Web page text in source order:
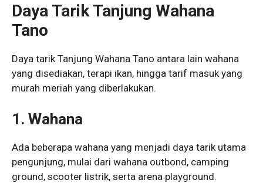
Daya Tarik Tanjung Wahana
Tano
Daya tarik Tanjung Wahana Tano antara lain wahana
yang disediakan, terapi ikan, hingga tarif masuk yang
murah meriah yang diberlakukan.
1. Wahana
Ada beberapa wahana yang menjadi daya tarik utama
pengunjung, mulai dari wahana outbond, camping
ground, scooter listrik, serta arena playground.